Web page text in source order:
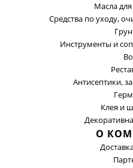
Масла
Средства по уходу,
Инструменты и
Антисептики,
Клея и
О